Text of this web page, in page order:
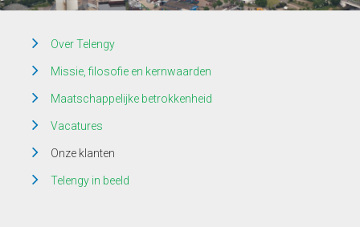
Over Telengy
Missie, filosofie en kernwaarden
Maatschappelijke betrokkenheid
Vacatures
Onze klanten
Telengy in beeld